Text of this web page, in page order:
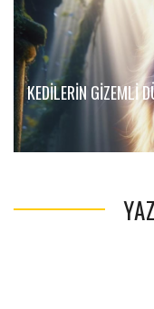
KEDILERIN GIZEMLI